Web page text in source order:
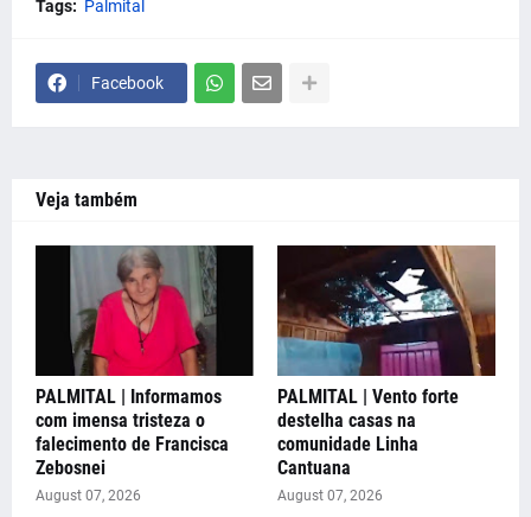
Tags: Palmital
Facebook
Veja também
PALMITAL | Informamos
com imensa tristeza o
falecimento de Francisca
Zebosnei
August 07, 2026
PALMITAL | Vento forte
destelha casas na
comunidade Linha
Cantuana
August 07, 2026